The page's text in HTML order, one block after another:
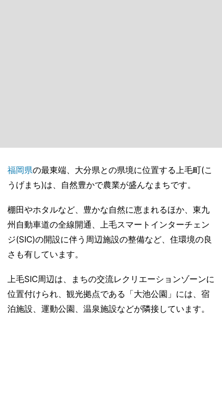
福岡県の最東端、大分県との県境に位置する上毛町(こ
うげまち)は、自然豊かで農業が盛んなまちです。
棚田やホタルなど、豊かな自然に恵まれるほか、東九
州自動車道の全線開通、上毛スマートインターチェン
ジ(SIC)の開設に伴う周辺施設の整備など、住環境の良
さも有しています。
上毛SIC周辺は、まちの交流レクリエーションゾーンに
位置付けられ、観光拠点である「大池公園」には、宿
泊施設、運動公園、温泉施設などが隣接しています。